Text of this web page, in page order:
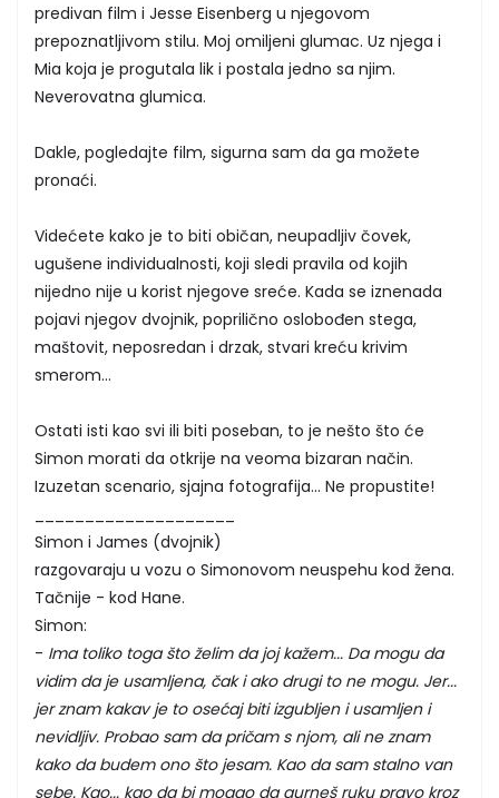
predivan film i Jesse Eisenberg u njegovom
prepoznatljivom stilu. Moj omiljeni glumac. Uz njega i
Mia koja je progutala lik i postala jedno sa njim.
Neverovatna glumica.
Dakle, pogledajte film, sigurna sam da ga možete
pronaći.
Videćete kako je to biti običan, neupadljiv čovek,
ugušene individualnosti, koji sledi pravila od kojih
nijedno nije u korist njegove sreće. Kada se iznenada
pojavi njegov dvojnik, poprilično oslobođen stega,
maštovit, neposredan i drzak, stvari kreću krivim
smerom...
Ostati isti kao svi ili biti poseban, to je nešto što će
Simon morati da otkrije na veoma bizaran način.
Izuzetan scenario, sjajna fotografija... Ne propustite!
Simon i James (dvojnik)
razgovaraju u vozu o Simonovom neuspehu kod žena.
Tačnije - kod Hane.
Simon:
- Ima toliko toga što želim da joj kažem... Da mogu da
vidim da je usamljena, čak i ako drugi to ne mogu. Jer...
jer znam kakav je to osećaj biti izgubljen i usamljen i
nevidljiv. Probao sam da pričam s njom, ali ne znam
kako da budem ono što jesam. Kao da sam stalno van
sebe. Kao... kao da bi mogao da gurneš ruku pravo kroz